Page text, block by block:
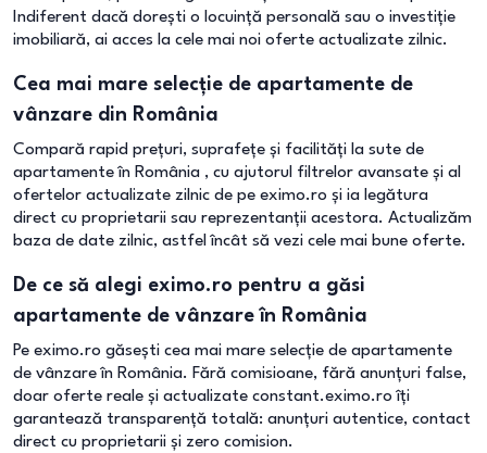
Indiferent dacă dorești o locuință personală sau o investiție
imobiliară, ai acces la cele mai noi oferte actualizate zilnic.
Cea mai mare selecție de apartamente de
vânzare din România
Compară rapid prețuri, suprafețe și facilități la sute de
apartamente în România , cu ajutorul filtrelor avansate și al
ofertelor actualizate zilnic de pe eximo.ro și ia legătura
direct cu proprietarii sau reprezentanții acestora. Actualizăm
baza de date zilnic, astfel încât să vezi cele mai bune oferte.
De ce să alegi eximo.ro pentru a găsi
apartamente de vânzare în România
Pe eximo.ro găsești cea mai mare selecție de apartamente
de vânzare în România. Fără comisioane, fără anunțuri false,
doar oferte reale și actualizate constant.eximo.ro îți
garantează transparență totală: anunțuri autentice, contact
direct cu proprietarii și zero comision.